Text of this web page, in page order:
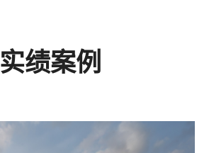
实绩案例